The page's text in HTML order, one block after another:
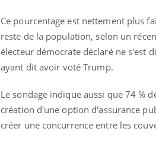
Ce pourcentage est nettement plus
reste de la population, selon un
électeur démocrate déclaré ne s'est
ayant dit avoir voté Trump.
Le sondage indique aussi que 74 %
création d'une option d'assurance
créer une concurrence entre les